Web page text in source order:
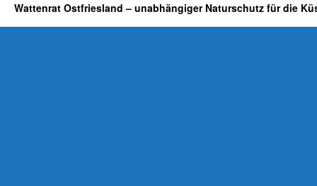
Wattenrat Ostfriesland – unabhängiger Naturschutz für die